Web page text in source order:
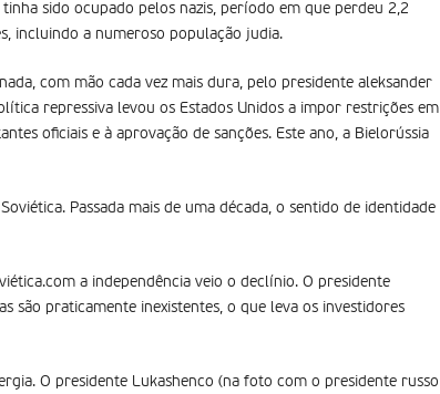
sido ocupado pelos nazis, período em que perdeu 2,2
incluindo a numeroso população judia.
com mão cada vez mais dura, pelo presidente aleksander
repressiva levou os Estados Unidos a impor restrições em
oficiais e à aprovação de sanções. Este ano, a Bielorússia
Passada mais de uma década, o sentido de identidade
a independência veio o declí­nio. O presidente
são praticamente inexistentes, o que leva os investidores
O presidente Lukashenco (na foto com o presidente russo